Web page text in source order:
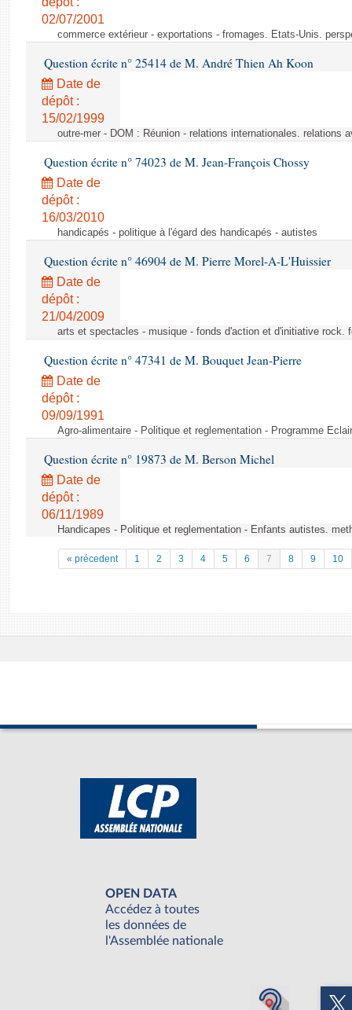
02/07/2001
commerce extérieur - exportations - fromages. Etats-Unis.
Question écrite n° 25414 de M. André Thien Ah Koon
Date de
dépôt :
15/02/1999
outre-mer - DOM : Réunion - relations internationales. relations
Question écrite n° 74023 de M. Jean-François Chossy
Date de
dépôt :
16/03/2010
handicapés - politique à l'égard des handicapés - autistes
Question écrite n° 46904 de M. Pierre Morel-A-L'Huissier
Date de
dépôt :
21/04/2009
arts et spectacles - musique - fonds d'action et d'initiative rock.
Question écrite n° 47341 de M. Bouquet Jean-Pierre
Date de
dépôt :
09/09/1991
Agro-alimentaire - Politique et reglementation - Programme
Question écrite n° 19873 de M. Berson Michel
Date de
dépôt :
06/11/1989
Handicapes - Politique et reglementation - Enfants autistes.
« précedent 1 2 3 4 5 6 7 8 9 10
OPEN DATA
Accédez à toutes
les données de
l'Assemblée nationale